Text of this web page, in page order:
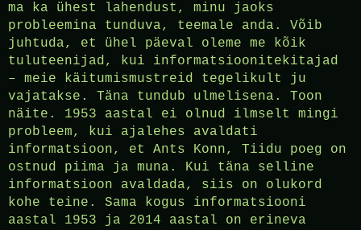
ma ka ühest lahendust, minu jaoks
probleemina tunduva, teemale anda. Võib
juhtuda, et ühel päeval oleme me kõik
tuluteenijad, kui informatsioonitekitajad
– meie käitumismustreid tegelikult ju
vajatakse. Täna tundub ulmelisena. Toon
näite. 1953 aastal ei olnud ilmselt mingi
probleem, kui ajalehes avaldati
informatsioon, et Ants Konn, Tiidu poeg on
ostnud piima ja muna. Kui täna selline
informatsioon avaldada, siis on olukord
kohe teine. Sama kogus informatsiooni
aastal 1953 ja 2014 aastal on erineva